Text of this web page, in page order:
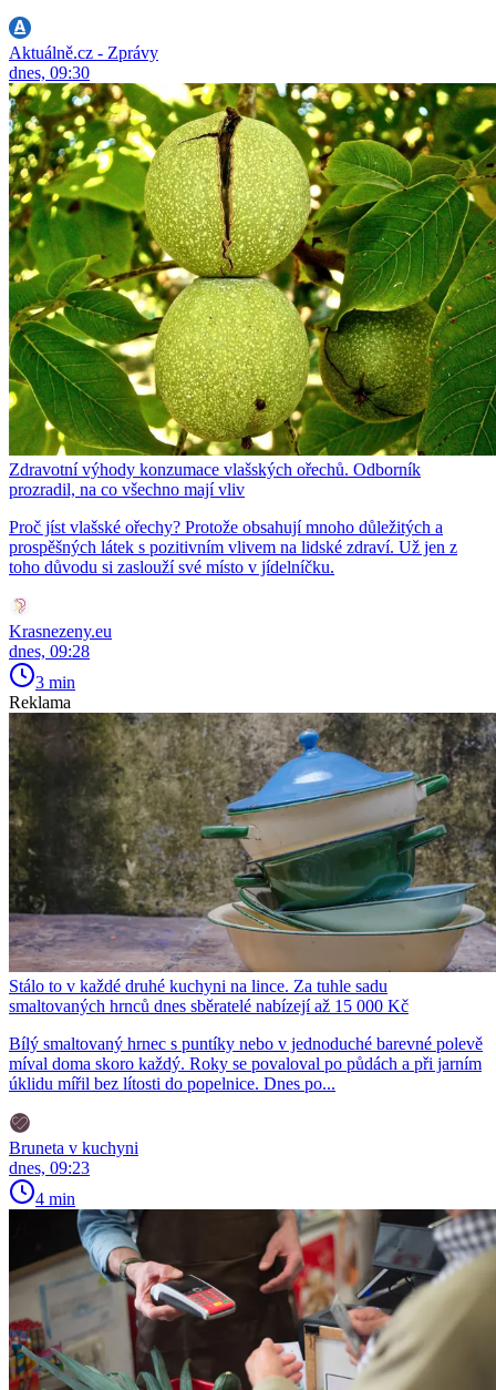
Aktuálně.cz - Zprávy
dnes, 09:30
Zdravotní výhody konzumace vlašských ořechů. Odborník
prozradil, na co všechno mají vliv
Proč jíst vlašské ořechy? Protože obsahují mnoho důležitých a
prospěšných látek s pozitivním vlivem na lidské zdraví. Už jen z
toho důvodu si zaslouží své místo v jídelníčku.
Krasnezeny.eu
dnes, 09:28
3 min
Reklama
Stálo to v každé druhé kuchyni na lince. Za tuhle sadu
smaltovaných hrnců dnes sběratelé nabízejí až 15 000 Kč
Bílý smaltovaný hrnec s puntíky nebo v jednoduché barevné polevě
míval doma skoro každý. Roky se povaloval po půdách a při jarním
úklidu mířil bez lítosti do popelnice. Dnes po...
Bruneta v kuchyni
dnes, 09:23
4 min